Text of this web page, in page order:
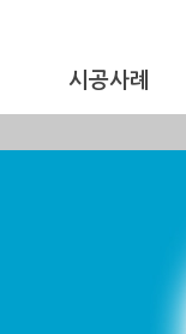
시공사례